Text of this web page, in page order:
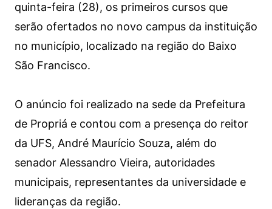
quinta-feira (28), os primeiros cursos que
serão ofertados no novo campus da instituição
no município, localizado na região do Baixo
São Francisco.
O anúncio foi realizado na sede da Prefeitura
de Propriá e contou com a presença do reitor
da UFS, André Maurício Souza, além do
senador Alessandro Vieira, autoridades
municipais, representantes da universidade e
lideranças da região.